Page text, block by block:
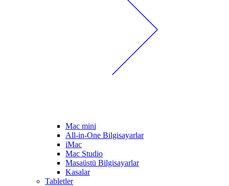
Mac mini
All-in-One Bilgisayarlar
iMac
Mac Studio
Masaüstü Bilgisayarlar
Kasalar
Tabletler